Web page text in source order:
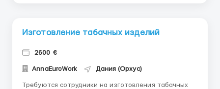
Изготовление табачных изделий
2600 €
AnnaEuroWork Дания (Орхус)
Требуются сотрудники на изготовления табачных